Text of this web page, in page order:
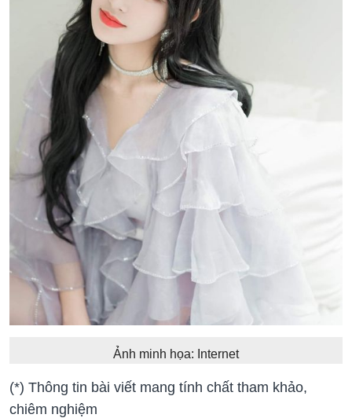
Ảnh minh họa: Internet
(*) Thông tin bài viết mang tính chất tham khảo,
chiêm nghiệm